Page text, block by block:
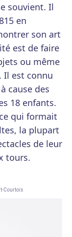
souvient. Il
en
son art
est de faire
ou même
Il est connu
cause des
18 enfants.
qui formait
la plupart
de leur
tours.
Courtois